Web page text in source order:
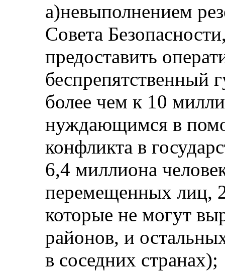
а)невыполнением
Совета
предоставить
беспрепятственный
более чем к 10
нуждающимся в
конфликта в
6,4 миллиона
перемещенных лиц,
которые не могут
районов, и
в соседних странах);